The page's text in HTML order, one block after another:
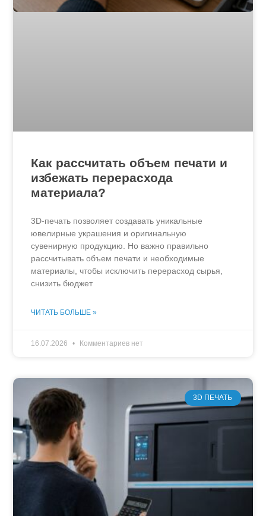
Как рассчитать объем печати и
избежать перерасхода
материала?
3D-печать позволяет создавать уникальные
ювелирные украшения и оригинальную
сувенирную продукцию. Но важно правильно
рассчитывать объем печати и необходимые
материалы, чтобы исключить перерасход сырья,
снизить бюджет
ЧИТАТЬ БОЛЬШЕ »
16.07.2026 Комментариев нет
3D ПЕЧАТЬ